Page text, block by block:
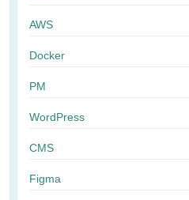
AWS
Docker
PM
WordPress
CMS
Figma